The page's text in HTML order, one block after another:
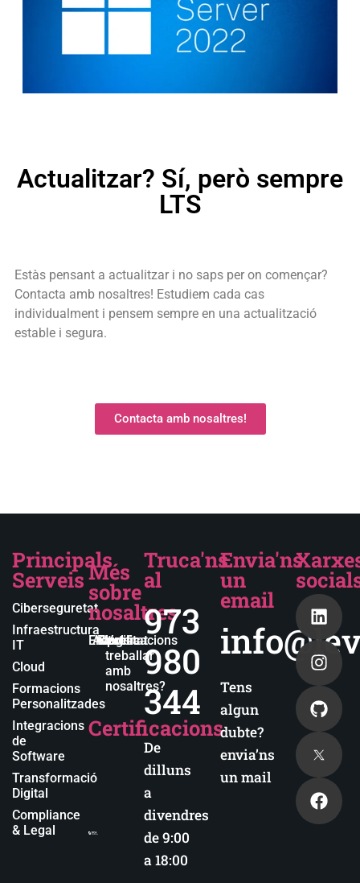
Actualitzar? Sí, però sempre
LTS
Estàs pensant a actualitzar i no saps per on començar?
Contacta amb nosaltres! Estudiem cada cas
individualment i pensem sempre en una actualització
estable i segura.
Contacta amb nosaltres!
Principals
Serveis
Ciberseguretat
Infraestructura
IT
Cloud
Formacions
Personalitzades
Integracions
de
Software
Transformació
Digital
Compliance
& Legal
Més
sobre
nosaltres
Empresa
Actualitat
Blog
Certificacions
Vols
treballar
amb
nosaltres?
Certificacions
Truca'ns
al
973
980
344
De
dilluns
a
divendres
de 9:00
a 18:00
Envia'ns
un
email
Tens
algun
dubte?
envia’ns
un mail